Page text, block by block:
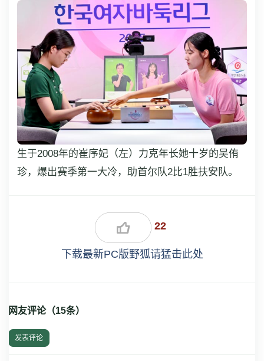
生于2008年的崔序妃（左）力克年长她十岁的吴侑
珍，爆出赛季第一大冷，助首尔队2比1胜扶安队。
22
下载最新PC版野狐请猛击此处
网友评论（15条）
发表评论